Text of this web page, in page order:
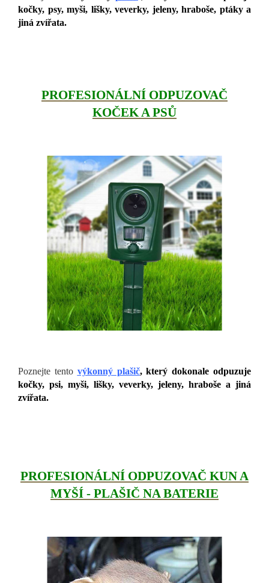
kočky, psy, myši, lišky, veverky, jeleny, hraboše, ptáky a
jiná zvířata.
PROFESIONÁLNÍ ODPUZOVAČ
KOČEK A PSŮ
Poznejte tento výkonný plašič, který dokonale odpuzuje
kočky, psi, myši, lišky, veverky, jeleny, hraboše a jiná
zvířata.
PROFESIONÁLNÍ ODPUZOVAČ KUN A
MYŠÍ - PLAŠIČ NA BATERIE